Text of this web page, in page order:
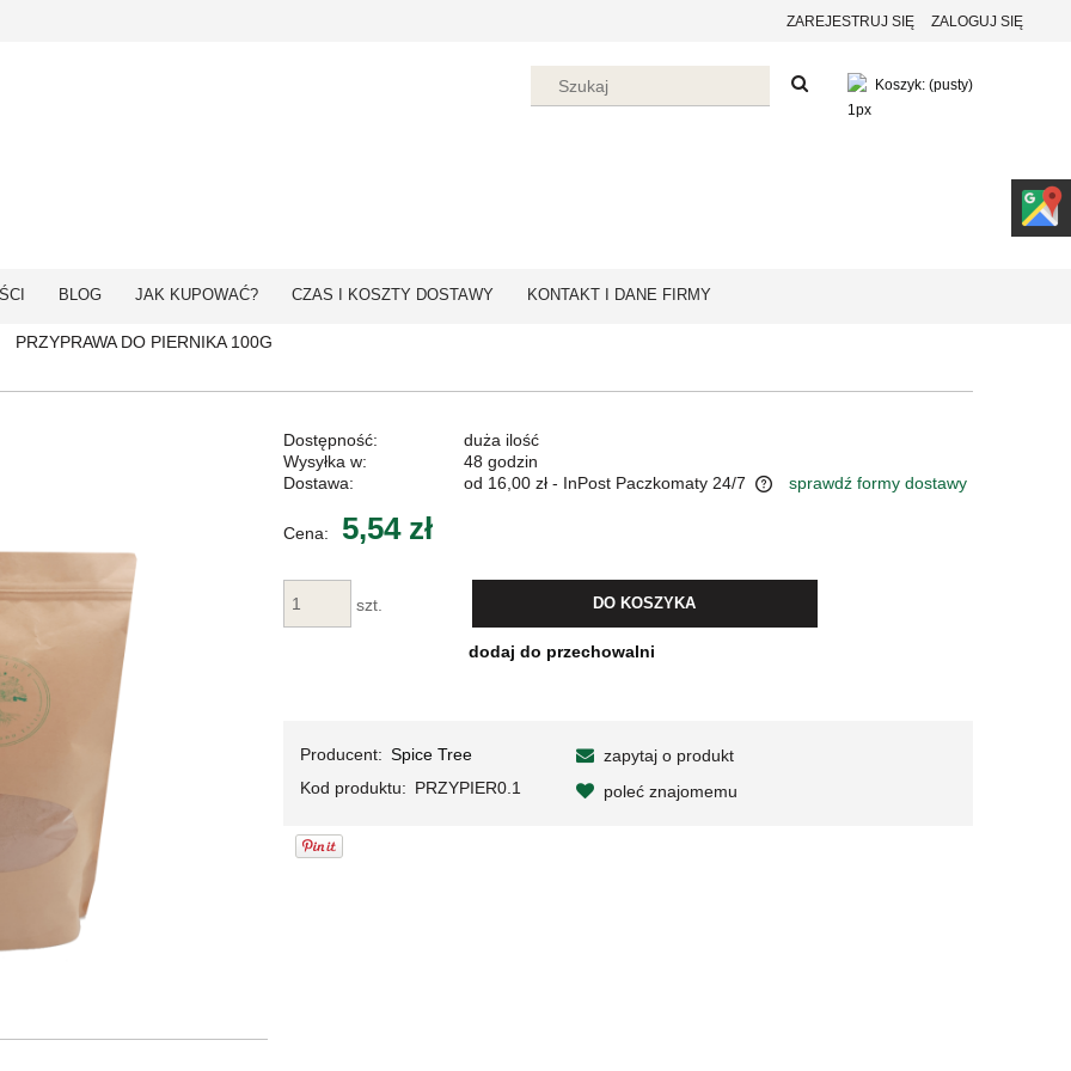
ZAREJESTRUJ SIĘ ZALOGUJ SIĘ
Koszyk: (pusty)
BLOG JAK KUPOWAĆ? CZAS I KOSZTY DOSTAWY KONTAKT I DANE FIRMY
PRZYPRAWA DO PIERNIKA 100G
Dostępność:
duża ilość
Wysyłka w:
48 godzin
Dostawa:
od 16,00 zł - InPost Paczkomaty 24/7 sprawdź formy dostawy
Cena: 5,54 zł
szt. DO KOSZYKA
dodaj do przechowalni
Producent: Spice Tree
Kod produktu: PRZYPIER0.1
zapytaj o produkt
poleć znajomemu